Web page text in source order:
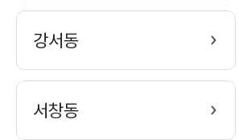
강서동
서창동